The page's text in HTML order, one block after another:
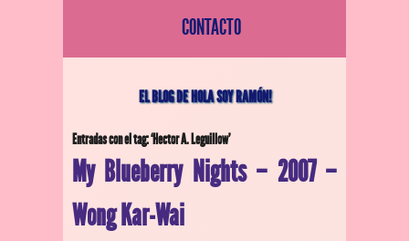
CONTACTO
EL BLOG DE HOLA SOY RAMÓN!
Entradas con el tag: ‘Hector A. Leguillow’
My Blueberry Nights – 2007 –
Wong Kar-Wai